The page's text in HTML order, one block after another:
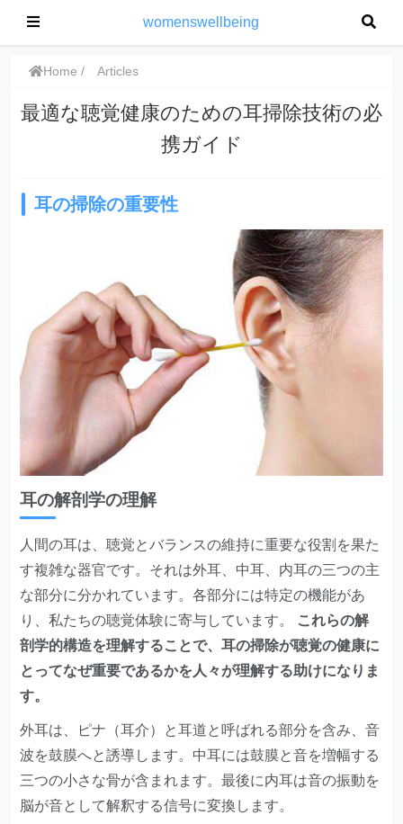
womenswellbeing
Home Articles
最適な聴覚健康のための耳掃除技術の必
携ガイド
耳の掃除の重要性
耳の解剖学の理解
人間の耳は、聴覚とバランスの維持に重要な役割を果た
す複雑な器官です。それは外耳、中耳、内耳の三つの主
な部分に分かれています。各部分には特定の機能があ
り、私たちの聴覚体験に寄与しています。
これらの解
剖学的構造を理解することで、耳の掃除が聴覚の健康に
とってなぜ重要であるかを人々が理解する助けになりま
す。
外耳は、ピナ（耳介）と耳道と呼ばれる部分を含み、音
波を鼓膜へと誘導します。中耳には鼓膜と音を増幅する
三つの小さな骨が含まれます。最後に内耳は音の振動を
脳が音として解釈する信号に変換します。